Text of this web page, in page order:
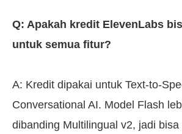
Q: Apakah kredit ElevenLabs
untuk semua fitur?
A: Kredit dipakai untuk Text-to-
Conversational AI. Model Flash
dibanding Multilingual v2, jadi